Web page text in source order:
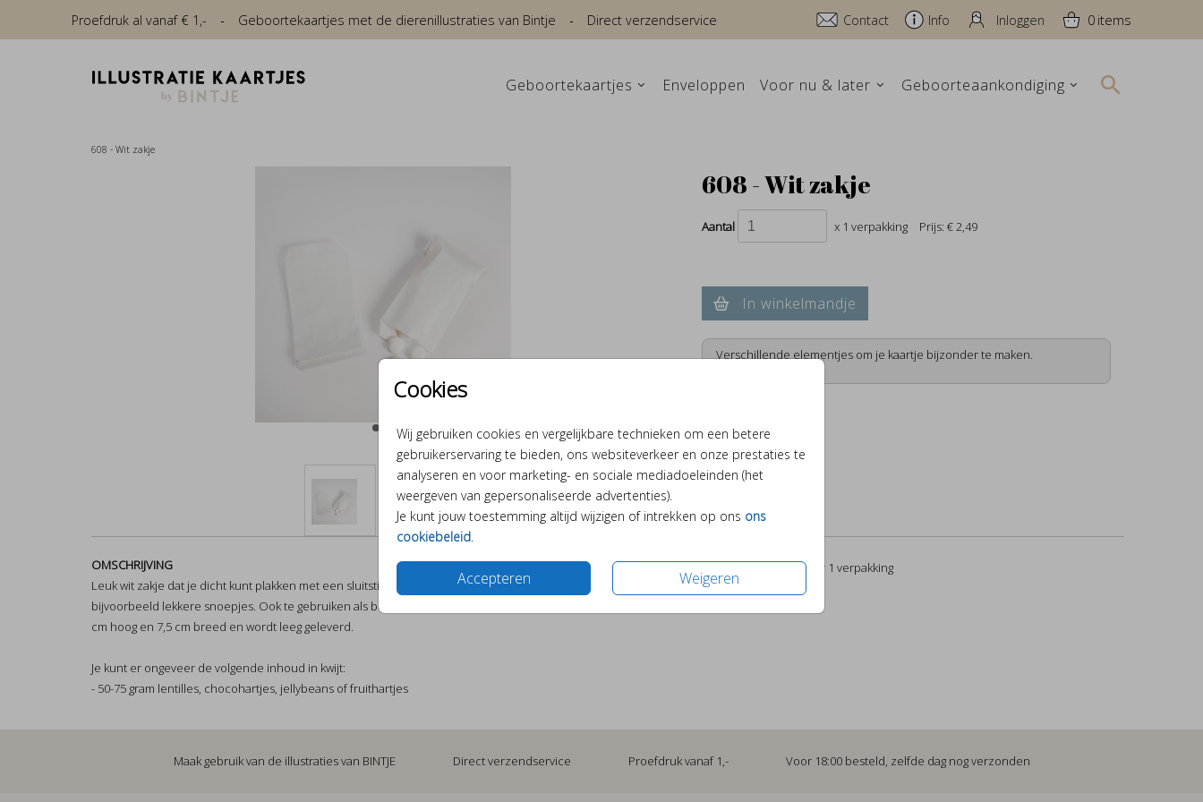
Proefdruk al vanaf € 1,- Geboortekaartjes met de dierenillustraties van Bintje Direct verzendservice Contact Info Inloggen 0
Geboortekaartjes Enveloppen Voor nu & later Geboorteaankondiging
Cookies
Wij gebruiken cookies en vergelijkbare technieken om een betere
gebruikerservaring te bieden, ons websiteverkeer en onze prestaties te
analyseren en voor marketing- en sociale mediadoeleinden (het
weergeven van gepersonaliseerde advertenties).
Je kunt jouw toestemming altijd wijzigen of intrekken op ons ons
cookiebeleid.
Accepteren Weigeren
608 - Wit zakje
608 - Wit zakje
Aantal x 1 verpakking Prijs:€ 2,49
In winkelmandje
Verschillende elementjes om je kaartje bijzonder te maken.
OMSCHRIJVING
Leuk wit zakje dat je dicht kunt plakken met een sluitsticker. Vul dit geboortebedankje met inhoud naar keuze,
bijvoorbeeld lekkere snoepjes. Ook te gebruiken als bedankje na een huwelijk of communie. Het zakje is 12,5
cm hoog en 7,5 cm breed en wordt leeg geleverd.
Je kunt er ongeveer de volgende inhoud in kwijt:
- 50-75 gram lentilles, chocohartjes, jellybeans of fruithartjes
Prijs:€ 2,49 per 1 verpakking
Maak gebruik van de illustraties van BINTJE Direct verzendservice Proefdruk vanaf 1,- Voor 18:00 besteld, zelfde dag nog verzonden